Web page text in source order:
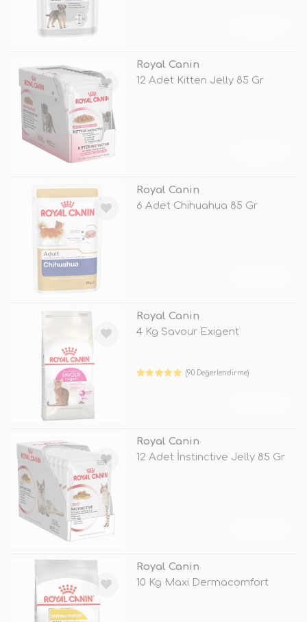
Royal Canin
12 Adet Kitten Jelly 85 Gr
Royal Canin
6 Adet Chihuahua 85 Gr
Royal Canin
4 Kg Savour Exigent
(90 Değerlendirme)
Royal Canin
12 Adet İnstinctive Jelly 85 Gr
Royal Canin
10 Kg Maxi Dermacomfort